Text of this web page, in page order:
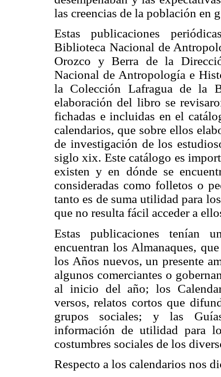
las creencias de la población en
Estas publicaciones
Biblioteca Nacional de
Orozco y Berra de la
Nacional de Antropología e
la Colección Lafragua de la
elaboración del libro se
fichadas e incluidas en el
calendarios, que sobre ellos
de investigación de los
siglo xix. Este catálogo es
existen y en dónde se
consideradas como folletos o
tanto es de suma utilidad para
que no resulta fácil acceder a
Estas publicaciones tenían
encuentran los Almanaques,
los Años nuevos, un presente
algunos comerciantes o
al inicio del año; los
versos, relatos cortos que
grupos sociales; y las
información de utilidad para
costumbres sociales de los
Respecto a los calendarios nos